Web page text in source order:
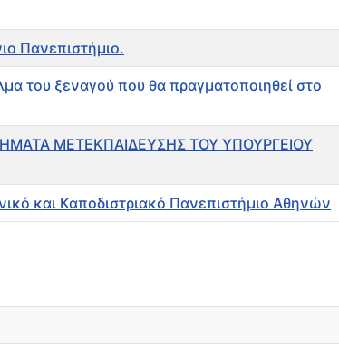
Πανεπιστήμιο.
του ξεναγού που θα πραγματοποιηθεί στο
ΜΕΤΕΚΠΑΙΔΕΥΣΗΣ ΤΟΥ ΥΠΟΥΡΓΕΙΟΥ
και Καποδιστριακό Πανεπιστήμιο Αθηνών